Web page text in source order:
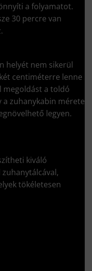
a folyamatot.
30 percre van
helyét nem sikerül
centiméterre lenne
megoldást a toldó
a zuhanykabin mérete
legyen.
kiváló
tökéletesen